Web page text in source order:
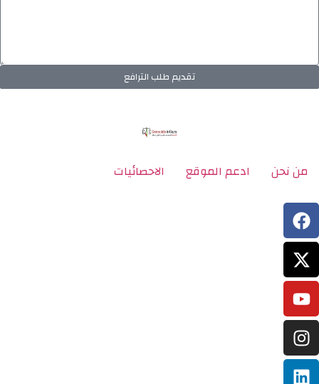
تقديم طلب الترافع
من نحن ادعم الموقع الاحصائيات